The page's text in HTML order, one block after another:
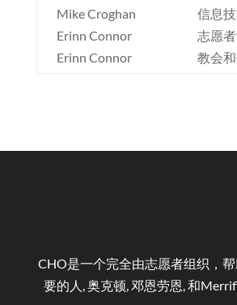
信息
志愿
教会
Mike Croghan
Erinn Connor
Erinn Connor
CHO是一个完全由志愿者组织，
要的人, 奥克顿, 邓恩劳恩, 和